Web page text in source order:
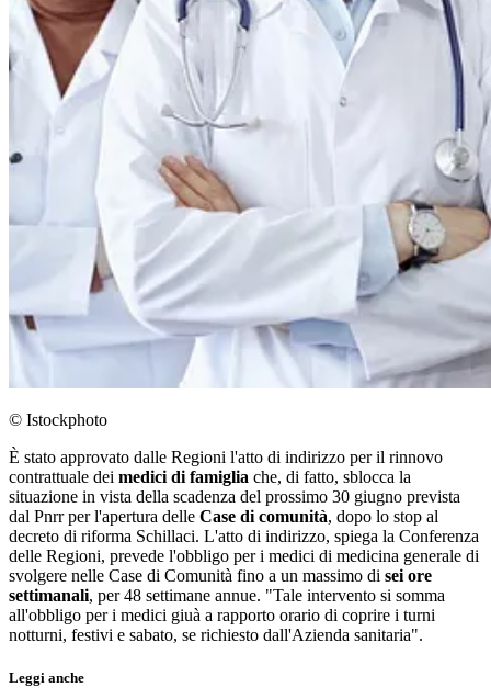
© Istockphoto
È stato approvato dalle Regioni l'atto di indirizzo per il rinnovo
contrattuale dei medici di famiglia che, di fatto, sblocca la
situazione in vista della scadenza del prossimo 30 giugno prevista
dal Pnrr per l'apertura delle Case di comunità, dopo lo stop al
decreto di riforma Schillaci. L'atto di indirizzo, spiega la Conferenza
delle Regioni, prevede l'obbligo per i medici di medicina generale di
svolgere nelle Case di Comunità fino a un massimo di sei ore
settimanali, per 48 settimane annue. "Tale intervento si somma
all'obbligo per i medici giuà a rapporto orario di coprire i turni
notturni, festivi e sabato, se richiesto dall'Azienda sanitaria".
Leggi anche